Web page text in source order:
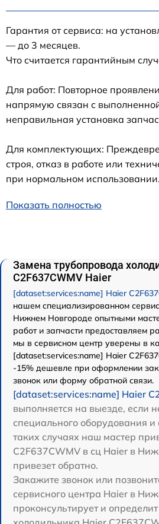
Гарантия от сервиса: на
— до 3 месяцев.
Что считается гарантийным
Для работ: Повторное
напрямую связан с
неправильная установка
Для комплектующих:
строя, отказ в работе или
при нормальном использовании.
Показать полностью
Замена трубопровода
C2F637CWMV Haier
[dataset:services:name] Haier
нашем специализированном
Нижнем Новгороде опытными
работ и запчасти предоставляем
мы в сервисном центр уверены в
[dataset:services:name] Haier
-15% дешевле при оформлении
звонок или форму обратной связи.
[dataset:services:name] Haier
выполняется на выезде, если
специального оборудования
таких случаях наш мастер
C2F637CWMV в сц Haier в
привезет обратно.
Закажите звонок или
сервисного центра Haier в
проконсультирует и